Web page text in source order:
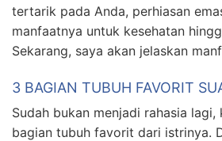
tertarik pada Anda, perhiasan
manfaatnya untuk kesehatan
Sekarang, saya akan jelaskan
3 BAGIAN TUBUH FAVORIT
Sudah bukan menjadi rahasia
bagian tubuh favorit dari istrinya.